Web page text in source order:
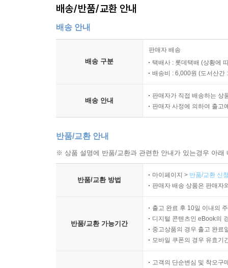
다가설 수 있게 해주는 이 책을 통해 나혜석은 다
작가의 말
나는 화가로서의 나혜석의 삶을 만화로 그리겠
무엇보다 내게는 우리나라 최초의 여성 만화가
오로지 나혜석에 집중할 수 있던 시간이었다. 나
그대로의 나혜석’을 바라볼 수 있었다. 그가 걸
삶의 지향이기도 했다. 이번 작업을 통해 나혜
충만했었다고 말하고 싶다.
2025년 7월
배송/반품/교환 안내
배송 안내
배송 구분
판매자 배송
택배사 : 롯데택배 (상황에
배송비 : 6,000원 (도서산간
배송 안내
판매자가 직접 배송하는 상
판매자 사정에 의하여 출고
반품/교환 안내
※ 상품 설명에 반품/교환과 관련한 안내가 있는경우 아
반품/교환 방법
마이페이지 > 반품/교환 신
판매자 배송 상품은 판매자
반품/교환 가능기간
출고 완료 후 10일 이내의
디지털 콘텐츠인 eBook의
중고상품의 경우 출고 완료
모바일 쿠폰의 경우 유효기
고객의 단순변심 및 착오구